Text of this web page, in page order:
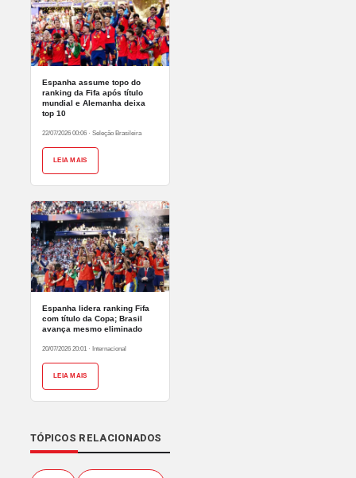
Espanha assume topo do
ranking da Fifa após título
mundial e Alemanha deixa
top 10
22/07/2026 00:06 · Seleção Brasileira
LEIA MAIS
Espanha lidera ranking Fifa
com título da Copa; Brasil
avança mesmo eliminado
20/07/2026 20:01 · Internacional
LEIA MAIS
TÓPICOS RELACIONADOS